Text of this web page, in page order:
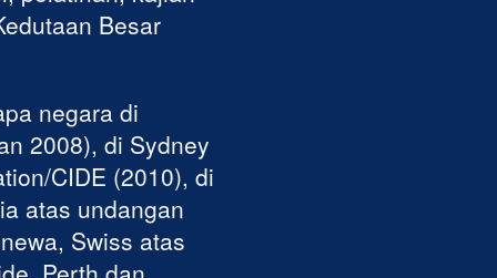
Besar
negara di
2008), di Sydney
CIDE (2010), di
atas undangan
Swiss atas